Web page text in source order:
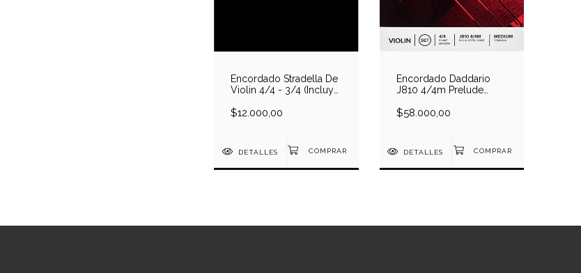
Encordado Stradella De
Violin 4/4 - 3/4 (Incluye
repuesto)
$12.000,00
DETALLES
Encordado Daddario
J810 4/4m Prelude
$58.000,00
DETALLES